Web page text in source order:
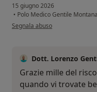
15 giugno 2026
• Polo Medico Gentile
secondo l'opinione dell'utente
Segnala abuso
Dott. Lorenzo
Grazie mille del
quando vi trovate